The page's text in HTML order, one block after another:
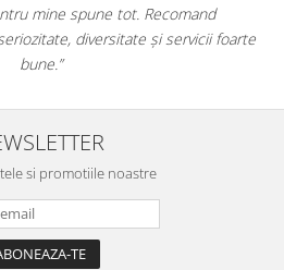
a fost rapidă, iar produsele au fost
serios, bine organizat și foarte
orice stăpân de animale.
si promotiile noastre